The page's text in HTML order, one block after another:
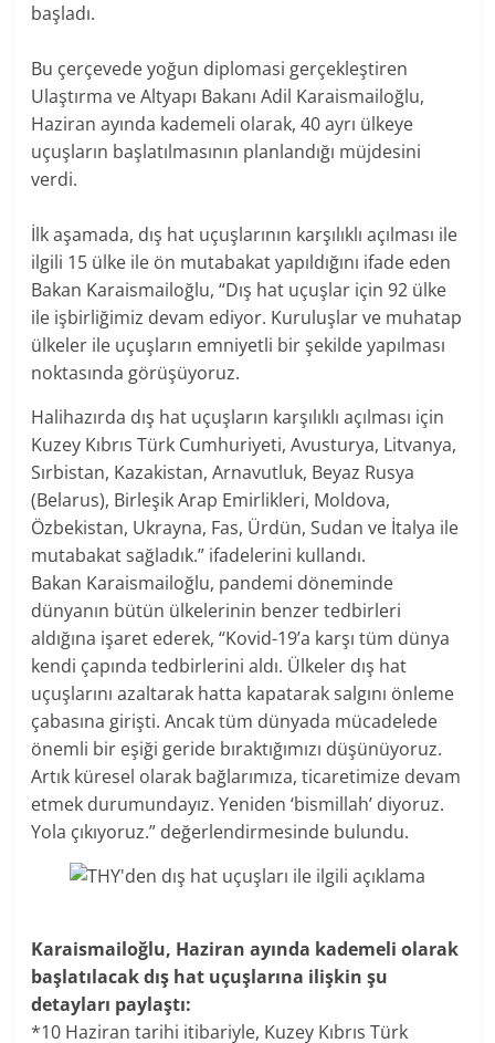
başladı.
Bu çerçevede yoğun diplomasi gerçekleştiren
Ulaştırma ve Altyapı Bakanı Adil Karaismailoğlu,
Haziran ayında kademeli olarak, 40 ayrı ülkeye
uçuşların başlatılmasının planlandığı müjdesini
verdi.
İlk aşamada, dış hat uçuşlarının karşılıklı açılması ile
ilgili 15 ülke ile ön mutabakat yapıldığını ifade eden
Bakan Karaismailoğlu, “Dış hat uçuşlar için 92 ülke
ile işbirliğimiz devam ediyor. Kuruluşlar ve muhatap
ülkeler ile uçuşların emniyetli bir şekilde yapılması
noktasında görüşüyoruz.
Halihazırda dış hat uçuşların karşılıklı açılması için
Kuzey Kıbrıs Türk Cumhuriyeti, Avusturya, Litvanya,
Sırbistan, Kazakistan, Arnavutluk, Beyaz Rusya
(Belarus), Birleşik Arap Emirlikleri, Moldova,
Özbekistan, Ukrayna, Fas, Ürdün, Sudan ve İtalya ile
mutabakat sağladık.” ifadelerini kullandı.
Bakan Karaismailoğlu, pandemi döneminde
dünyanın bütün ülkelerinin benzer tedbirleri
aldığına işaret ederek, “Kovid-19’a karşı tüm dünya
kendi çapında tedbirlerini aldı. Ülkeler dış hat
uçuşlarını azaltarak hatta kapatarak salgını önleme
çabasına girişti. Ancak tüm dünyada mücadelede
önemli bir eşiği geride bıraktığımızı düşünüyoruz.
Artık küresel olarak bağlarımıza, ticaretimize devam
etmek durumundayız. Yeniden ‘bismillah’ diyoruz.
Yola çıkıyoruz.” değerlendirmesinde bulundu.
Karaismailoğlu, Haziran ayında kademeli olarak
başlatılacak dış hat uçuşlarına ilişkin şu
detayları paylaştı:
*10 Haziran tarihi itibariyle, Kuzey Kıbrıs Türk